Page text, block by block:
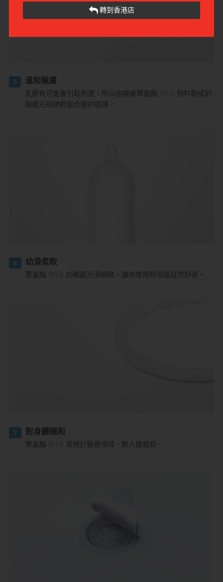
5 溫和親膚
乳膠有可能會引起刺激，所以由親膚聚氨酯 (PU) 物料製成的
相模元祖絕對是合適的選擇。
6 幼滑柔軟
聚氨酯 (PU) 的觸感光滑細緻，讓你使用時倍感自然舒適。
7 對身體親和
聚氨酯 (PU) 常用於醫療領域，對人體親和。
轉到香港店